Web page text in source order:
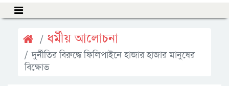
ধর্মীয় আলোচনা
দুর্নীতির বিরুদ্ধে ফিলিপাইনে হাজার হাজার মানুষের
বিক্ষোভ